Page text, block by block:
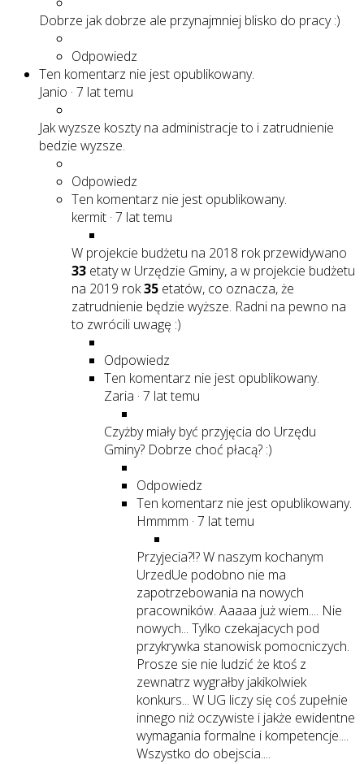
Dobrze jak dobrze ale przynajmniej blisko do pracy :)
Odpowiedz
Ten komentarz nie jest opublikowany.
Janio · 7 lat temu
Jak wyzsze koszty na administracje to i zatrudnienie
bedzie wyzsze.
Odpowiedz
Ten komentarz nie jest opublikowany.
kermit · 7 lat temu
W projekcie budżetu na 2018 rok przewidywano
33 etaty w Urzędzie Gminy, a w projekcie budżetu
na 2019 rok35 etatów, co oznacza, że
zatrudnienie będzie wyższe. Radni na pewno na
to zwrócili uwagę :)
Odpowiedz
Ten komentarz nie jest opublikowany.
Zaria · 7 lat temu
Czyżby miały być przyjęcia do Urzędu
Gminy? Dobrze choć płacą? :)
Odpowiedz
Ten komentarz nie jest opublikowany.
Hmmmm · 7 lat temu
Przyjecia?!? W naszym kochanym
UrzedUe podobno nie ma
zapotrzebowania na nowych
pracowników. Aaaaa już wiem.... Nie
nowych... Tylko czekajacych pod
przykrywka stanowisk pomocniczych.
Prosze sie nie ludzić że ktoś z
zewnatrz wygrałby jakikolwiek
konkurs... W UG liczy się coś zupełnie
innego niż oczywiste i jakże ewidentne
wymagania formalne i kompetencje....
Wszystko do obejscia....